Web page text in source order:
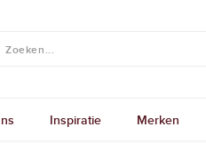
Inspiratie Merken